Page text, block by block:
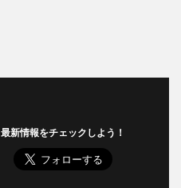
最新情報をチェックしよう！